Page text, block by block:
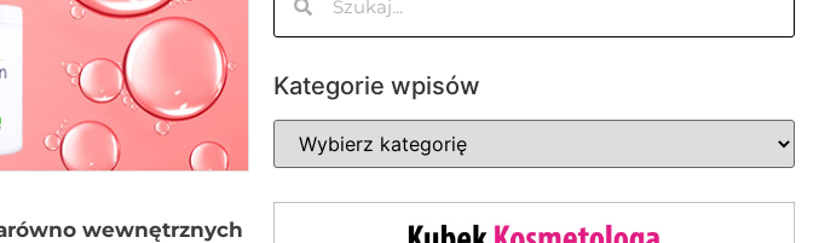
wewnętrznych
Kategorie wpisów